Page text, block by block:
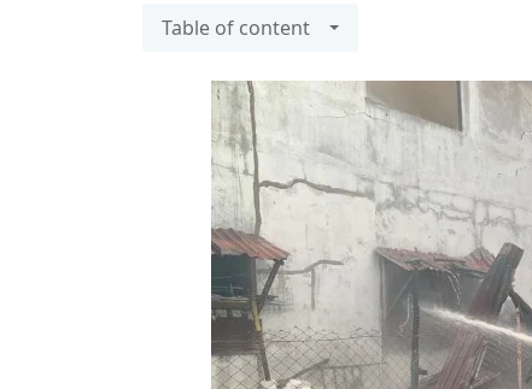
Table of content